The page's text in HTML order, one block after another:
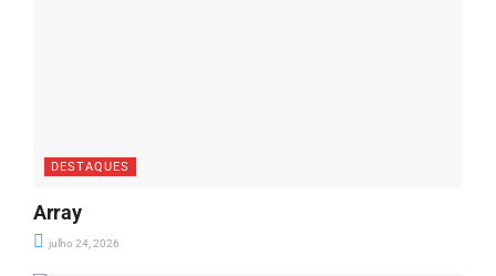
DESTAQUES
Array
julho 24, 2026